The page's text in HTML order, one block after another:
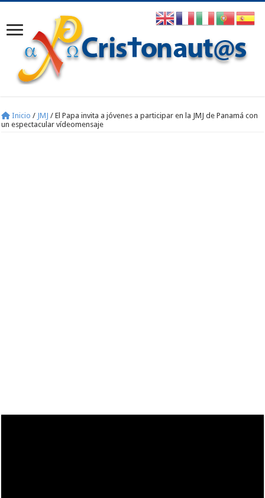
Inicio / JMJ / El Papa invita a jóvenes a participar en la JMJ de Panamá con
un espectacular vídeomensaje